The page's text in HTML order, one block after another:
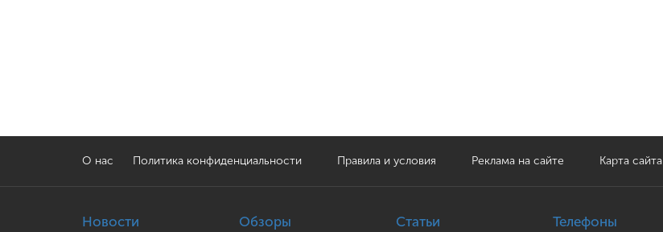
О нас Политика конфиденциальности Правила и условия Реклама на сайте Карта сайта
Новости Обзоры Статьи Телефоны